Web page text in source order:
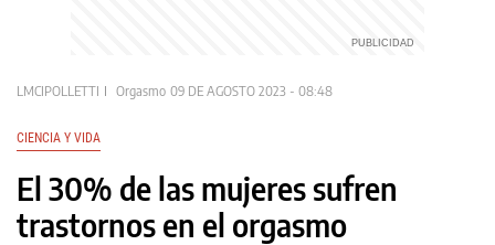
LMCIPOLLETTI Orgasmo 09 DE AGOSTO 2023 - 08:48
CIENCIA Y VIDA
El 30% de las mujeres sufren
trastornos en el orgasmo